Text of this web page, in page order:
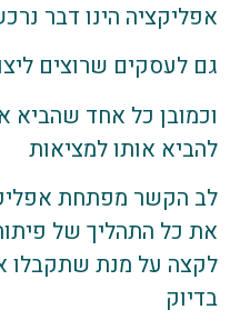
אפליקציה הינו דבר
גם לעסקים שרוצים
וכמובן כל אחד שהביא
להביא אותו למציאות
לב הקשר מפתחת
את כל התהליך של
לקצה על מנת שתקבלו
בדיוק